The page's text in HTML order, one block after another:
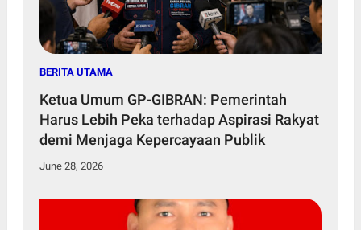
BERITA UTAMA
Ketua Umum GP-GIBRAN: Pemerintah
Harus Lebih Peka terhadap Aspirasi Rakyat
demi Menjaga Kepercayaan Publik
June 28, 2026